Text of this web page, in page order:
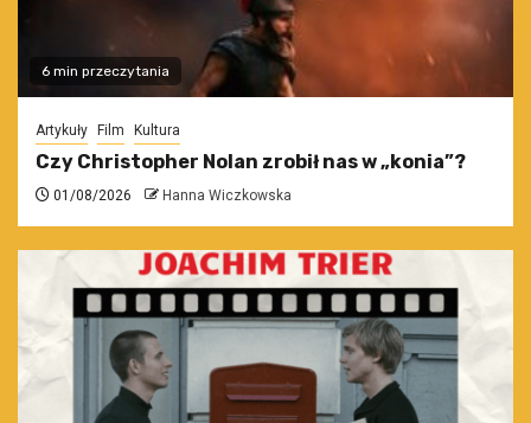
6 min przeczytania
Artykuły Film Kultura
Czy Christopher Nolan zrobił nas w „konia”?
01/08/2026 Hanna Wiczkowska